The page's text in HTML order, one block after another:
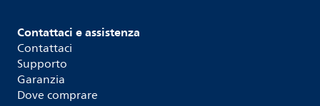
Contattaci e assistenza
Contattaci
Supporto
Garanzia
Dove comprare